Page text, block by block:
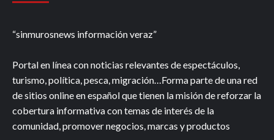
“sinmurosnews información veraz”
Portal en línea con noticias relevantes de espectáculos,
turismo, política, pesca, migración…Forma parte de una red
de sitios online en español que tienen la misión de reforzar la
cobertura informativa con temas de interés de la
comunidad, promover negocios, marcas y productos